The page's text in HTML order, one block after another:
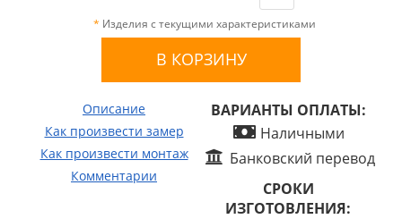
* Изделия с текущими характеристиками
Описание
Как произвести замер
Как произвести монтаж
Комментарии
ВАРИАНТЫ ОПЛАТЫ:
Наличными
Банковский перевод
СРОКИ
ИЗГОТОВЛЕНИЯ: